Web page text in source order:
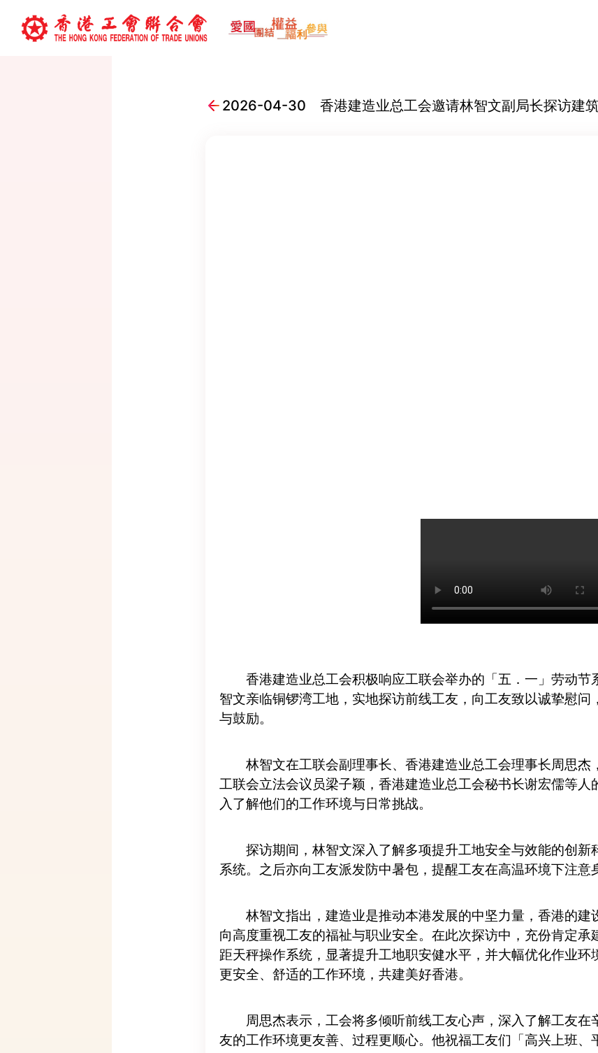
2026-04-30 香港建造业总工会邀请林智文副局长探访建
香港建造业总工会积极响应工联会举办的「五．一」劳动
智文亲临铜锣湾工地，实地探访前线工友，向工友致以诚挚慰
与鼓励。
林智文在工联会副理事长、香港建造业总工会理事长周思杰
工联会立法会议员梁子颖，香港建造业总工会秘书长谢宏儒等
入了解他们的工作环境与日常挑战。
探访期间，林智文深入了解多项提升工地安全与效能的创
系统。之后亦向工友派发防中暑包，提醒工友在高温环境下注意
林智文指出，建造业是推动本港发展的中坚力量，香港的
向高度重视工友的福祉与职业安全。在此次探访中，充份肯定
距天秤操作系统，显著提升工地职安健水平，并大幅优化作业
更安全、舒适的工作环境，共建美好香港。
周思杰表示，工会将多倾听前线工友心声，深入了解工友
友的工作环境更友善、过程更顺心。他祝福工友们「高兴上班、